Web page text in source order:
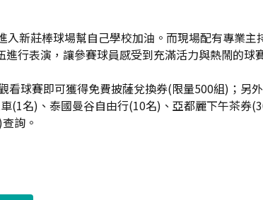
新莊棒球場幫自己學校加油。而現場配有專業主
行表演，讓參賽球員感受到充滿活力與熱鬧的球
球賽即可獲得免費披薩兌換券(限量500組)；另
(1名)、泰國曼谷自由行(10名)、亞都麗下午茶券
詢。